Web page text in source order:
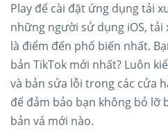
Play để cài đặt ứng dụng tải
những người sử dụng iOS, tải
là điểm đến phổ biến nhất.
bản TikTok mới nhất? Luôn
và bản sửa lỗi trong các cửa
để đảm bảo bạn không bỏ lỡ
bản vá mới nào.